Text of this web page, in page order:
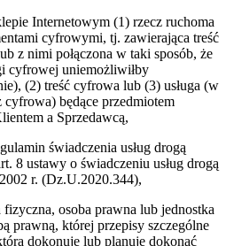
Internetowym (1) rzecz ruchoma
cyfrowymi, tj. zawierająca treść
z nimi połączona w taki sposób, że
cyfrowej uniemożliwiłby
(2) treść cyfrowa lub (3) usługa (w
cyfrowa) będące przedmiotem
a Sprzedawcą,
świadczenia usług drogą
8 ustawy o świadczeniu usług drogą
r. (Dz.U.2020.344),
osoba prawna lub jednostka
prawną, której przepisy szczególne
dokonuje lub planuje dokonać